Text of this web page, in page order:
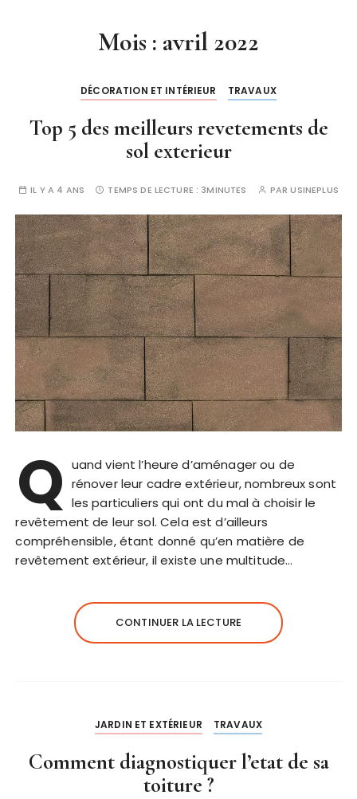
Mois : avril 2022
DÉCORATION ET INTÉRIEUR TRAVAUX
Top 5 des meilleurs revetements de
sol exterieur
IL Y A 4 ANS TEMPS DE LECTURE : 3MINUTES PARUSINEPLUS
Q uand vient l’heure d’aménager ou de
rénover leur cadre extérieur, nombreux sont
les particuliers qui ont du mal à choisir le
revêtement de leur sol. Cela est d’ailleurs
compréhensible, étant donné qu’en matière de
revêtement extérieur, il existe une multitude…
CONTINUER LA LECTURE
JARDIN ET EXTÉRIEUR TRAVAUX
Comment diagnostiquer l’etat de sa
toiture ?